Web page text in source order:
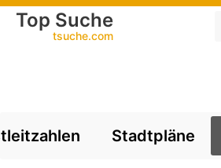
Top Suche
tsuche.com
Stadtpläne